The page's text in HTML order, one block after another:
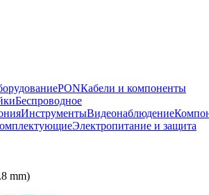
PONКабели и компоненты
Беспроводное
ИнструментыВидеонаблюдение
Электропитание и защита
mm)